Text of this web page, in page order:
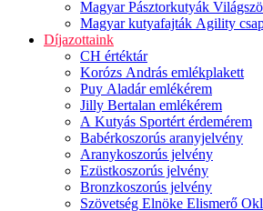
Magyar Pásztorkutyák
Magyar kutyafajták Agility
Díjazottaink
CH értéktár
Korózs András emlékplakett
Puy Aladár emlékérem
Jilly Bertalan emlékérem
A Kutyás Sportért érdemérem
Babérkoszorús aranyjelvény
Aranykoszorús jelvény
Ezüstkoszorús jelvény
Bronzkoszorús jelvény
Szövetség Elnöke Elismerő